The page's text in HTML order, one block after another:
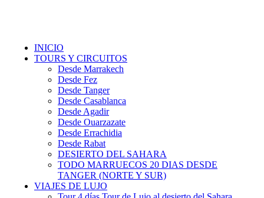
INICIO
TOURS Y CIRCUITOS
Desde Marrakech
Desde Fez
Desde Tanger
Desde Casablanca
Desde Agadir
Desde Ouarzazate
Desde Errachidia
Desde Rabat
DESIERTO DEL SAHARA
TODO MARRUECOS 20 DIAS DESDE
TANGER (NORTE Y SUR)
VIAJES DE LUJO